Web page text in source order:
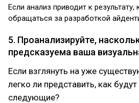
Если анализ приводит к результату,
обращаться за разработкой
5. Проанализируйте,
предсказуема ваша
Если взглянуть на уже
легко ли представить, как
следующие?